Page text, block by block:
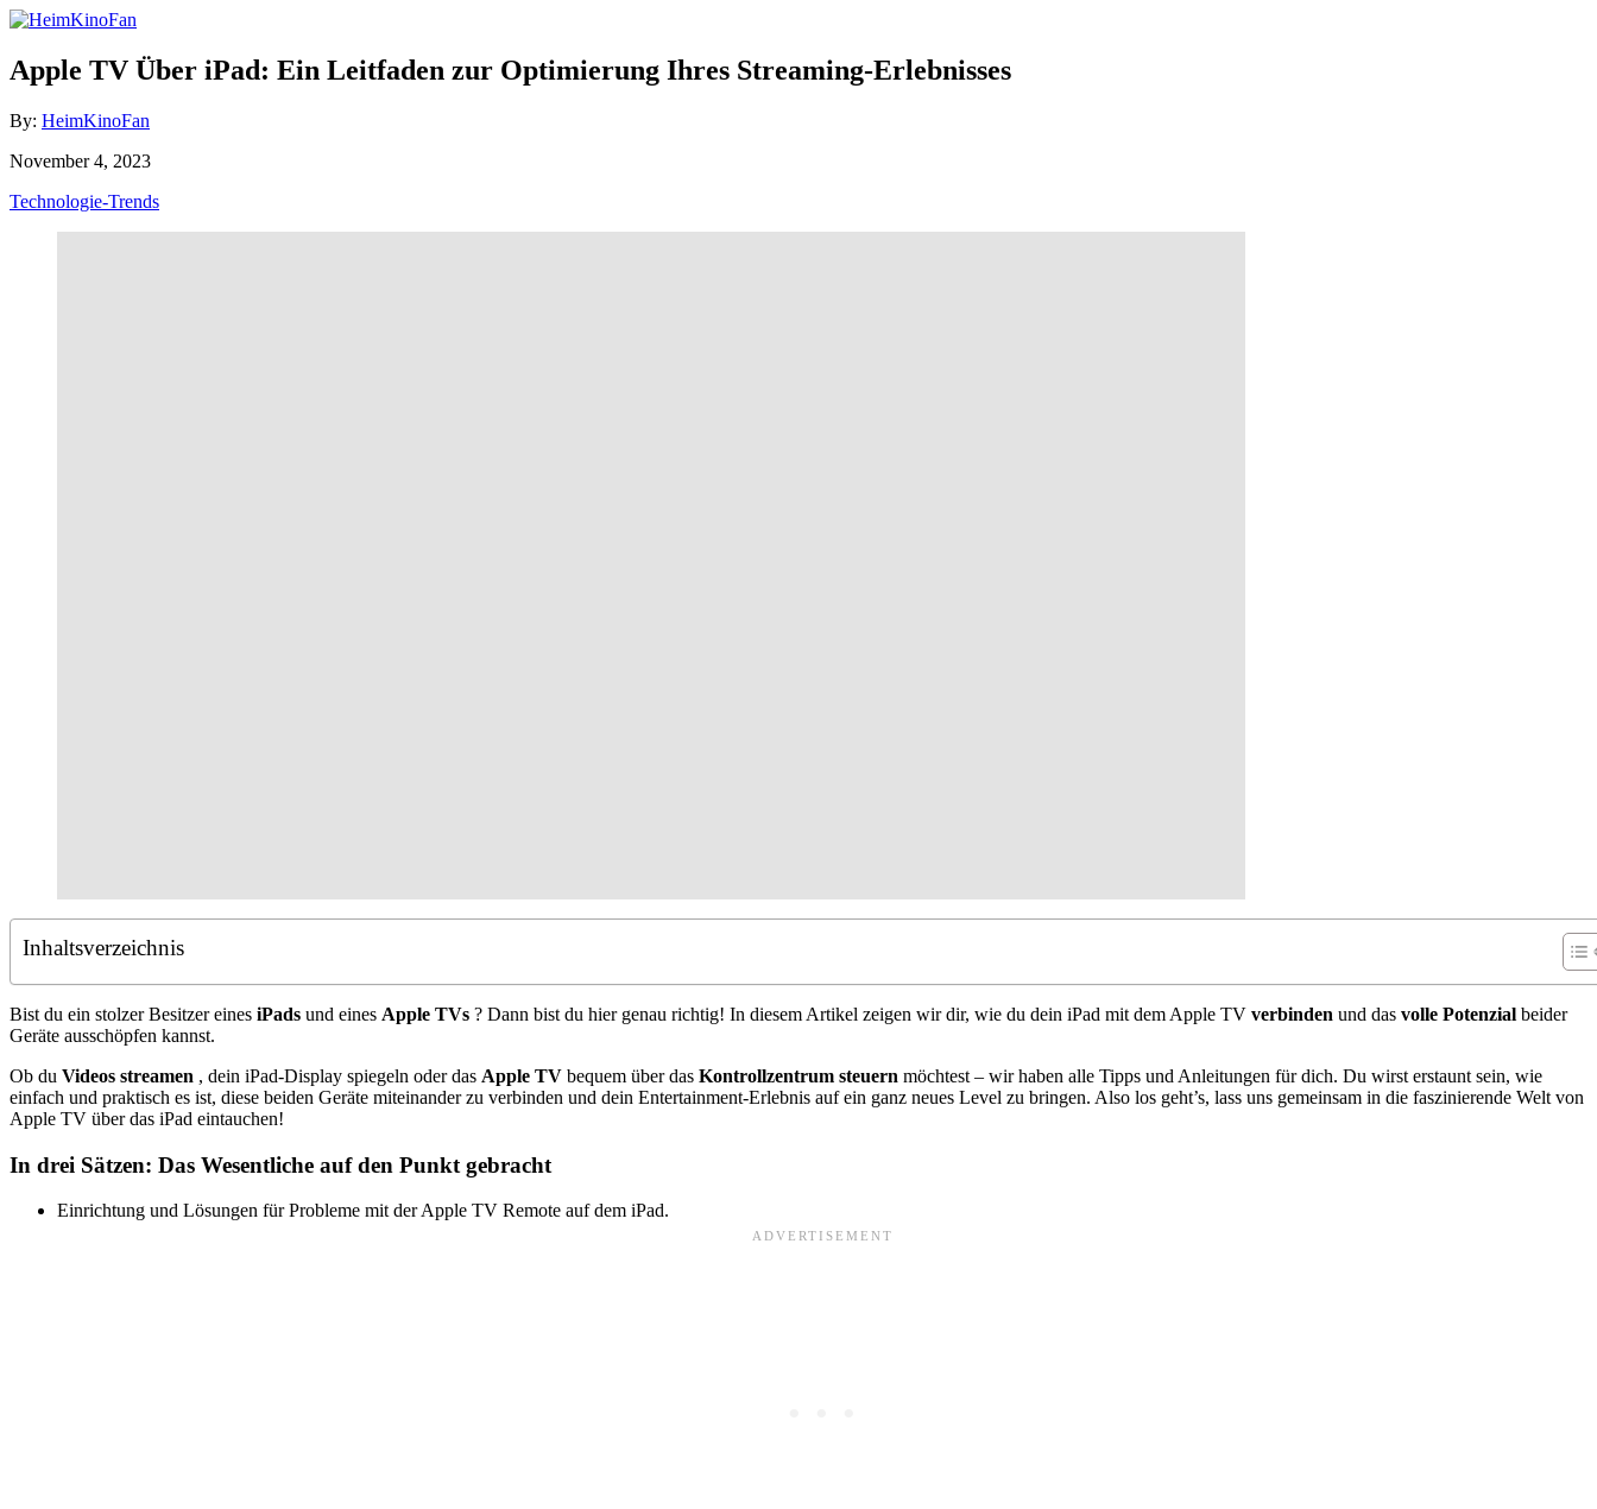
Skip
Content
Apple TV Über iPad: Ein Leitfaden zur Optimierung Ihres Streaming-Erlebnisses
By: Author
HeimKinoFan
Posted
November 4, 2023
Categories
Technologie-Trends
Inhaltsverzeichnis
Bist du ein stolzer Besitzer eines iPads und eines Apple TVs ? Dann bist du hier genau richtig! In diesem Artikel zeigen wir dir, wie du dein iPad mit dem Apple TV verbinden und das volle Potenzial beider
Geräte ausschöpfen kannst.
Ob du Videos streamen , dein iPad-Display spiegeln oder das Apple TV bequem über das Kontrollzentrum steuern möchtest – wir haben alle Tipps und Anleitungen für dich. Du wirst erstaunt sein, wie
einfach und praktisch es ist, diese beiden Geräte miteinander zu verbinden und dein Entertainment-Erlebnis auf ein ganz neues Level zu bringen. Also los geht’s, lass uns gemeinsam in die faszinierende Welt von
Apple TV über das iPad eintauchen!
In drei Sätzen: Das Wesentliche auf den Punkt gebracht
Einrichtung und Lösungen für Probleme mit der Apple TV Remote auf dem iPad.